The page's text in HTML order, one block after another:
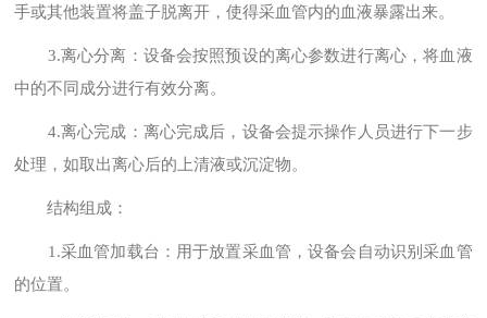
手或其他装置将盖子脱离开，使得采血管内的血液暴露出来。
3.离心分离：设备会按照预设的离心参数进行离心，将血液
中的不同成分进行有效分离。
4.离心完成：离心完成后，设备会提示操作人员进行下一步
处理，如取出离心后的上清液或沉淀物。
结构组成：
1.采血管加载台：用于放置采血管，设备会自动识别采血管
的位置。